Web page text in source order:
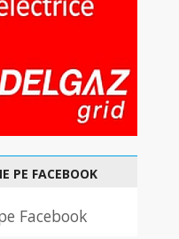
PE FACEBOOK
Facebook